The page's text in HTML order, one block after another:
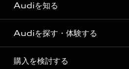
Audiを知る
Audi ブランド
Story of Progress
Audiを探す・体験する
ディーラー検索
購入を検討する